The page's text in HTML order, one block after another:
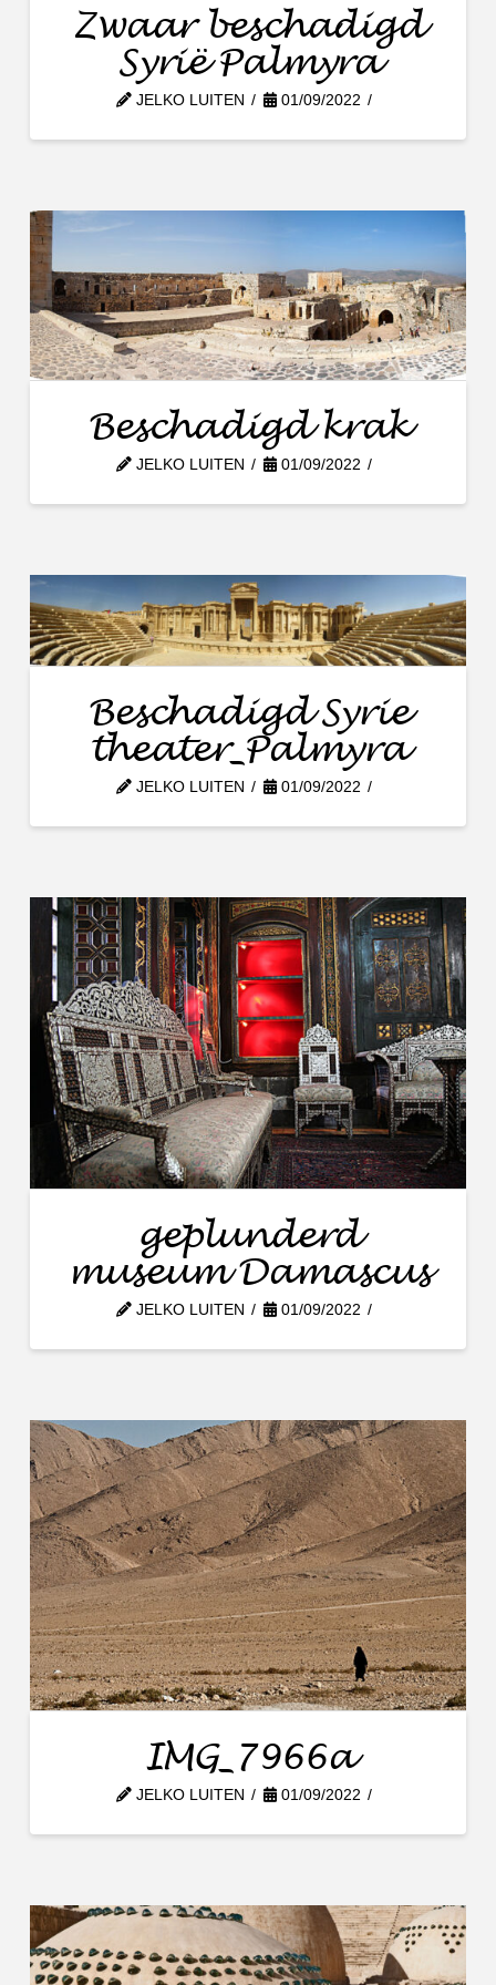
Zwaar beschadigd
Syrië Palmyra
JELKO LUITEN 01/09/2022
Beschadigd krak
JELKO LUITEN 01/09/2022
Beschadigd Syrie
theater_Palmyra
JELKO LUITEN 01/09/2022
geplunderd
museum Damascus
JELKO LUITEN 01/09/2022
IMG_7966a
JELKO LUITEN 01/09/2022